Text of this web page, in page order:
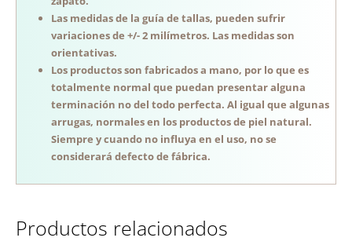
Las medidas de la guía de tallas, pueden sufrir
variaciones de +/- 2 milímetros. Las medidas son
orientativas.
Los productos son fabricados a mano, por lo que es
totalmente normal que puedan presentar alguna
terminación no del todo perfecta. Al igual que algunas
arrugas, normales en los productos de piel natural.
Siempre y cuando no influya en el uso, no se
considerará defecto de fábrica.
Productos relacionados